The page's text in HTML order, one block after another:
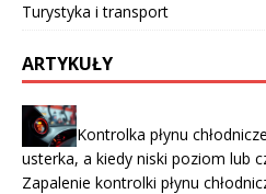
Turystyka i transport
ARTYKUŁY
Kontrolka płynu
usterka, a kiedy niski poziom lub
Zapalenie kontrolki płynu